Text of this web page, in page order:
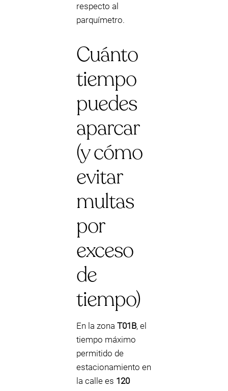
respecto al
parquímetro.
Cuánto
tiempo
puedes
aparcar
(y cómo
evitar
multas
por
exceso
de
tiempo)
En la zona T01B, el
tiempo máximo
permitido de
estacionamiento en
la calle es 120